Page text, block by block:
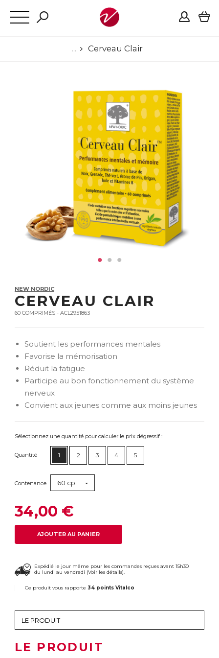
Cerveau Clair
NEW NORDIC
CERVEAU CLAIR
60 COMPRIMÉS - ACL2951863
Soutient les performances mentales
Favorise la mémorisation
Réduit la fatigue
Participe au bon fonctionnement du système
nerveux
Convient aux jeunes comme aux moins jeunes
Sélectionnez une quantité pour calculer le prix dégressif :
Quantité 1 2 3 4 5
Contenance 60 cp
34,00 €
AJOUTER AU PANIER
Expédié le jour même pour les commandes reçues avant 15h30
du lundi au vendredi (Voir les détails).
Ce produit vous rapporte 34 points Vitalco
LE PRODUIT